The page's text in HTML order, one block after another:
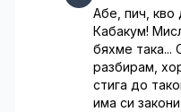
Абе, пич, кво
Кабакум!
бяхме така...
разбирам,
стига до
има си